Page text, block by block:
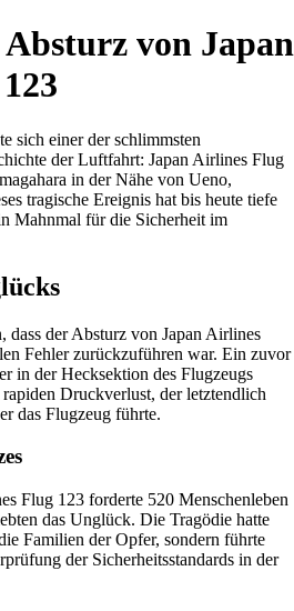
von Japan
sich einer der schlimmsten
der Luftfahrt: Japan Airlines Flug
in der Nähe von Ueno,
tragische Ereignis hat bis heute tiefe
Mahnmal für die Sicherheit im
dass der Absturz von Japan Airlines
Fehler zurückzuführen war. Ein zuvor
in der Hecksektion des Flugzeugs
Druckverlust, der letztendlich
das Flugzeug führte.
Flug 123 forderte 520 Menschenleben
das Unglück. Die Tragödie hatte
Familien der Opfer, sondern führte
der Sicherheitsstandards in der